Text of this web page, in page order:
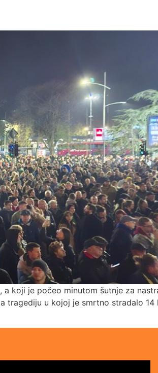
koji je počeo minutom šutnje za
tragediju u kojoj je smrtno stradalo 14